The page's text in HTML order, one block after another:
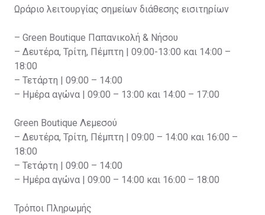
Ωράριο λειτουργίας σημείων διάθεσης εισιτηρίων
– Green Boutique Παπανικολή & Νήσου
– Δευτέρα, Τρίτη, Πέμπτη | 09:00-13:00 και 14:00 –
18:00
– Τετάρτη | 09:00 – 14:00
– Ημέρα αγώνα | 09:00 – 13:00 και 14:00 – 17:00
Green Boutique Λεμεσού
– Δευτέρα, Τρίτη, Πέμπτη | 09:00 – 14:00 και 16:00 –
18:00
– Τετάρτη | 09:00 – 14:00
– Ημέρα αγώνα | 09:00 – 14:00 και 16:00 – 18:00
Τρόποι Πληρωμής